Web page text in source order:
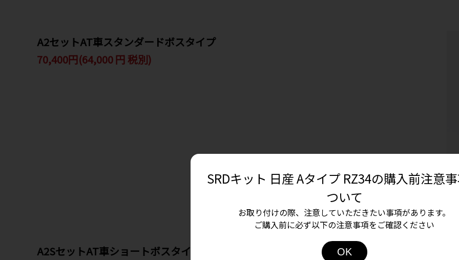
ご
A2セットAT車スタンダードボスタイプ
70,400円(64,000 円 税別)
A2SセットAT車ショートボスタイプ
SRDキット 日産 Aタイプ RZ34の購入前注意
ついて
お取り付けの際、注意していただきたい事項があります。
ご購入前に必ず以下の注意事項をご確認ください
OK